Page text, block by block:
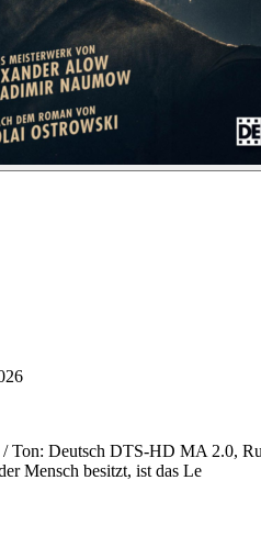
/ Ton: Deutsch DTS-HD MA 2.0,
Mensch besitzt, ist das Le